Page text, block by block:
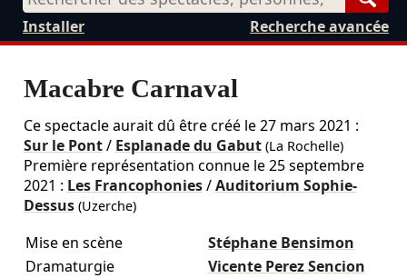
Recherche avancée
Installer
Macabre Carnaval
Ce spectacle aurait dû être créé le27 mars 2021 :
Sur le Pont/ Esplanade du Gabut(La Rochelle)
Première représentation connue le 25 septembre
2021 : Les Francophonies/Auditorium Sophie-
Dessus(Uzerche)
Mise en scène
Stéphane Bensimon
Dramaturgie
Vicente Perez Sencion